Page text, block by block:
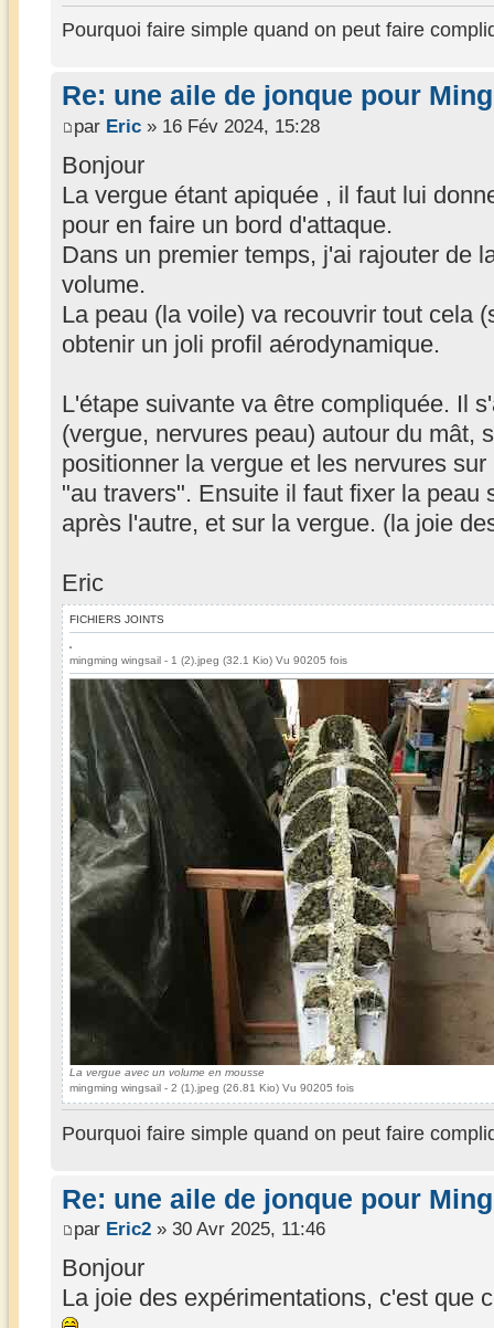
Pourquoi faire simple quand on peut faire
Re: une aile de jonque pour
par Eric » 16 Fév 2024, 15:28
Bonjour
La vergue étant apiquée , il faut lui
pour en faire un bord d'attaque.
Dans un premier temps, j'ai rajouter de
volume.
La peau (la voile) va recouvrir tout cela
obtenir un joli profil aérodynamique.
L'étape suivante va être compliquée. Il
(vergue, nervures peau) autour du mât,
positionner la vergue et les nervures
"au travers". Ensuite il faut fixer la peau
après l'autre, et sur la vergue. (la joie
Eric
FICHIERS JOINTS
mingming wingsail - 1 (2).jpeg (32.1 Kio) Vu 90205 fois
La vergue avec un volume en mousse
mingming wingsail - 2 (1).jpeg (26.81 Kio) Vu 90205 fois
Pourquoi faire simple quand on peut faire
Re: une aile de jonque pour
par Eric2 » 30 Avr 2025, 11:46
Bonjour
La joie des expérimentations, c'est que